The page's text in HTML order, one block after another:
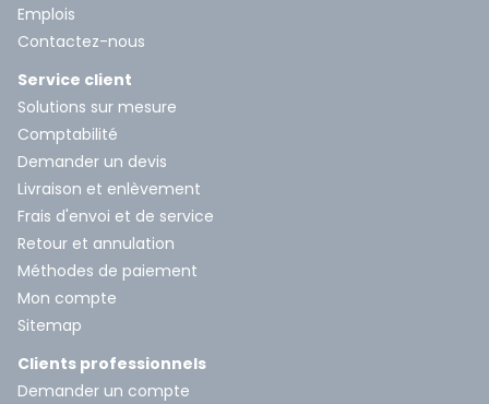
Emplois
Contactez-nous
Service client
Solutions sur mesure
Comptabilité
Demander un devis
Livraison et enlèvement
Frais d'envoi et de service
Retour et annulation
Méthodes de paiement
Mon compte
Sitemap
Clients professionnels
Demander un compte